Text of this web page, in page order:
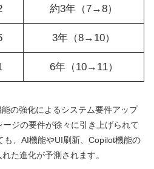
約3年（7→8）
3年（8→10）
6年（10→11）
の強化によるシステム要件アップ
ジの要件が徐々に引き上げられて
も、AI機能やUI刷新、Copilot機能の
た進化が予測されます。